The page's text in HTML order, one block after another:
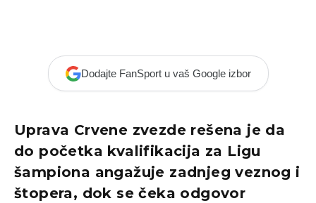
Dodajte FanSport u vaš Google izbor
Uprava Crvene zvezde rešena je da
do početka kvalifikacija za Ligu
šampiona angažuje zadnjeg veznog i
štopera, dok se čeka odgovor